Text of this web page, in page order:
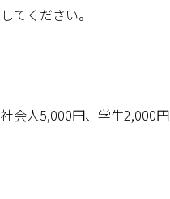
てください。
会人5,000円、学生2,000円